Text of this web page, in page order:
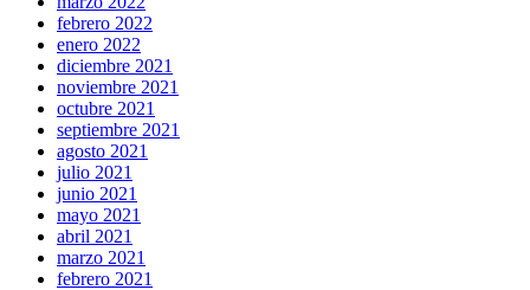
febrero 2022
enero 2022
diciembre 2021
noviembre 2021
octubre 2021
septiembre 2021
agosto 2021
julio 2021
junio 2021
mayo 2021
abril 2021
marzo 2021
febrero 2021